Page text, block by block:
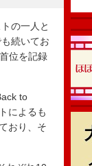
の一人と
続いてお
位を記録
to
によるも
おり、そ